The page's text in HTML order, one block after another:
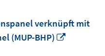
verknüpft mit
(MUP-BHP)